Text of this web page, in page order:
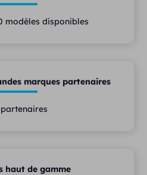
modèles disponibles
marques partenaires
haut de gamme